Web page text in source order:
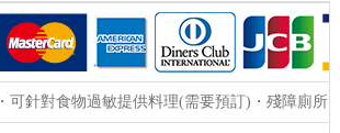
・可針對食物過敏提供料理(需要預訂)・殘障廁所